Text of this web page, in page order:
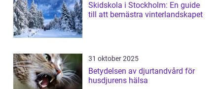
Skidskola i Stockholm: En guide
till att bemästra vinterlandskapet
31 oktober 2025
Betydelsen av djurtandvård för
husdjurens hälsa